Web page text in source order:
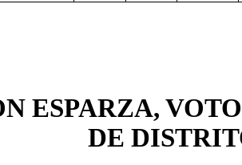
ESPARZA,
DE